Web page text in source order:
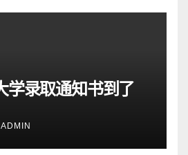
学录取通知书到了
ADMIN